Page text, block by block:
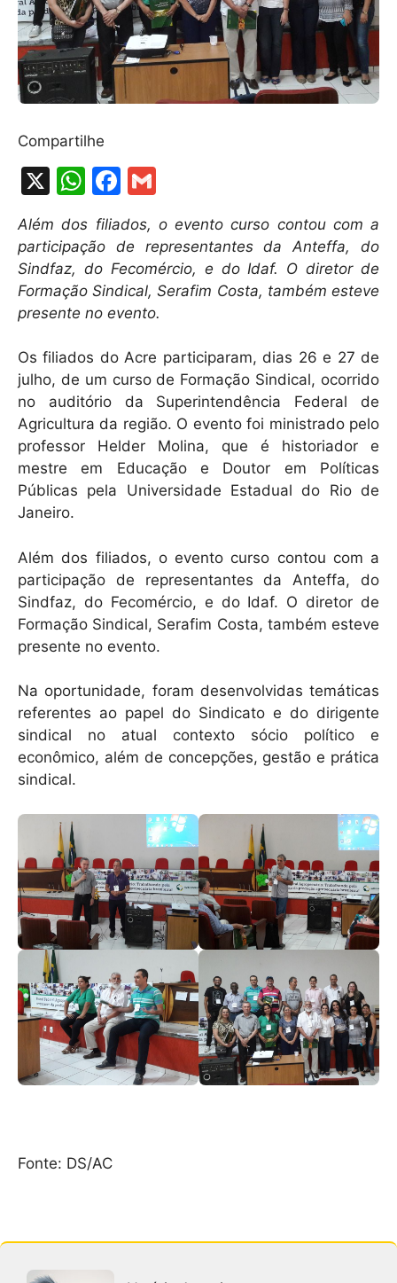
Compartilhe
X
W
h
at
s
A
p
p
F
a
c
e
b
o
o
k
ai
l
Além dos filiados, o evento curso contou com a
participação de representantes da Anteffa, do
Sindfaz, do Fecomércio, e do Idaf. O diretor de
Formação Sindical, Serafim Costa, também esteve
presente no evento.
Os filiados do Acre participaram, dias 26 e 27 de
julho, de um curso de Formação Sindical, ocorrido
no auditório da Superintendência Federal de
Agricultura da região. O evento foi ministrado pelo
professor Helder Molina, que é historiador e
mestre em Educação e Doutor em Políticas
Públicas pela Universidade Estadual do Rio de
Janeiro.
Além dos filiados, o evento curso contou com a
participação de representantes da Anteffa, do
Sindfaz, do Fecomércio, e do Idaf. O diretor de
Formação Sindical, Serafim Costa, também esteve
presente no evento.
Na oportunidade, foram desenvolvidas temáticas
referentes ao papel do Sindicato e do dirigente
sindical no atual contexto sócio político e
econômico, além de concepções, gestão e prática
sindical.
Fonte: DS/AC